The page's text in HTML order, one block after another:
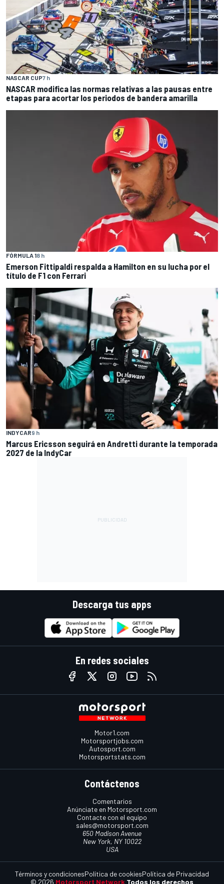
NASCAR CUP7 h
NASCAR modifica las normas relativas a las pausas entre
etapas para acortar los periodos de bandera amarilla
FÓRMULA 18 h
Emerson Fittipaldi respalda a Hamilton en su lucha por el
título de F1 con Ferrari
INDYCAR9 h
Marcus Ericsson seguirá en Andretti durante la temporada
2027 de la IndyCar
Descarga tus apps
En redes sociales
Motor1.com
Motorsportjobs.com
Autosport.com
Motorsportstats.com
Contáctenos
Comentarios
Anúnciate en Motorsport.com
Contacte con el equipo
sales@motorsport.com
650 Madison Avenue
New York, NY 10022
USA
© 2026 Motorsport Network Todos los derechos
Términos y condicionesPolítica de cookiesPolítica de Privacidad